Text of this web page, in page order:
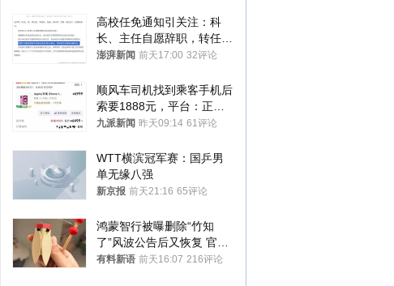
高校任免通知引关注：科
长、主任自愿辞职，转任思
政辅导员
澎湃新闻 前天17:00 32评论
顺风车司机找到乘客手机后
索要1888元，平台：正和
司机沟通协商
九派新闻 昨天09:14 61评论
WTT横滨冠军赛：国乒男
单无缘八强
新京报 前天21:16 65评论
鸿蒙智行被曝删除“竹知
了”风波公告后又恢复 官媒
曾力挺：劝华为要大度的，
有料新语 前天16:07 216评论